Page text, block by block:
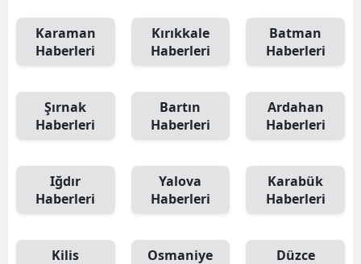
Karaman
Haberleri
Kırıkkale
Haberleri
Batman
Haberleri
Şırnak
Haberleri
Bartın
Haberleri
Ardahan
Haberleri
Iğdır
Haberleri
Yalova
Haberleri
Karabük
Haberleri
Kilis Osmaniye Düzce